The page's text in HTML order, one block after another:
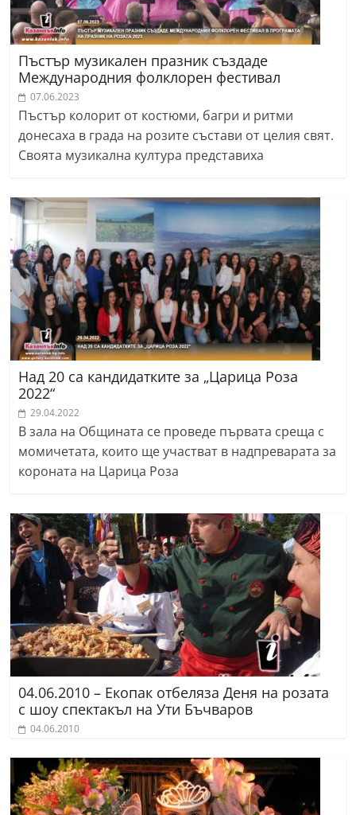
Пъстър музикален празник създаде
Международния фолклорен фестивал
07.06.2023
Пъстър колорит от костюми, багри и ритми
донесаха в града на розите състави от целия свят.
Своята музикална култура представиха
Над 20 са кандидатките за „Царица Роза
2022“
29.04.2022
В зала на Общината се проведе първата среща с
момичетата, които ще участват в надпреварата за
короната на Царица Роза
04.06.2010 – Екопак отбеляза Деня на розата
с шоу спектакъл на Ути Бъчваров
04.06.2010